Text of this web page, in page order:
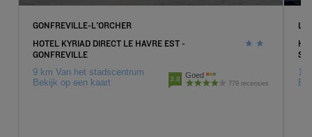
GONFREVILLE-L'ORCHER
HOTEL KYRIAD DIRECT LE HAVRE EST -
GONFREVILLE
9 km Van het stadscentrum
Bekijk op een kaart
3.8 Goed
779 recensies
LA